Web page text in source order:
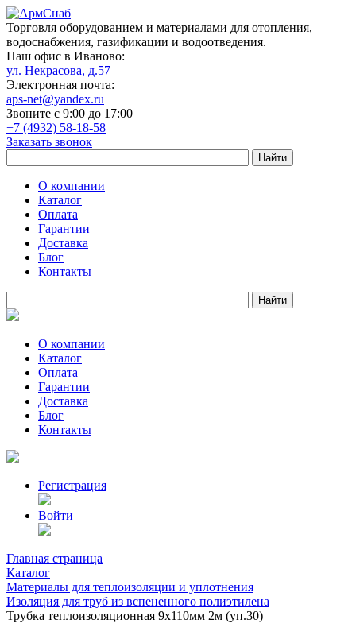
Торговля оборудованием и материалами для отопления,
водоснабжения, газификации и водоотведения.
Наш офис в Иваново:
ул. Некрасова, д.57
Электронная почта:
aps-net@yandex.ru
Звоните с 9:00 до 17:00
+7 (4932) 58-18-58
Заказать звонок
О компании
Каталог
Оплата
Гарантии
Доставка
Блог
Контакты
О компании
Каталог
Оплата
Гарантии
Доставка
Блог
Контакты
Регистрация
Войти
Главная страница
Каталог
Материалы для теплоизоляции и уплотнения
Изоляция для труб из вспененного полиэтилена
Трубка теплоизоляционная 9х110мм 2м (уп.30)